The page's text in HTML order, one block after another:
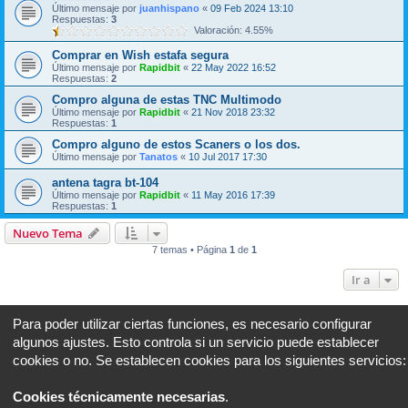
Último mensaje por juanhispano « 09 Feb 2024 13:10
Respuestas: 3
Valoración: 4.55%
Comprar en Wish estafa segura
Último mensaje por Rapidbit « 22 May 2022 16:52
Respuestas: 2
Compro alguna de estas TNC Multimodo
Último mensaje por Rapidbit « 21 Nov 2018 23:32
Respuestas: 1
Compro alguno de estos Scaners o los dos.
Último mensaje por Tanatos « 10 Jul 2017 17:30
antena tagra bt-104
Último mensaje por Rapidbit « 11 May 2016 17:39
Respuestas: 1
Nuevo Tema
7 temas • Página 1 de 1
Ir a
PERMISOS DEL FORO
No puede
abrir nuevos temas en este Foro
No puederesponder a temas en este Foro
No puedeeditar sus mensajes en este Foro
Para poder utilizar ciertas funciones, es necesario configurar
algunos ajustes. Esto controla si un servicio puede establecer
cookies o no. Se establecen cookies para los siguientes servicios:
Cookies técnicamente necesarias.